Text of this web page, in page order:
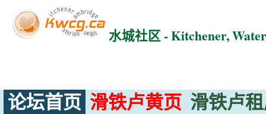
水城社区 - Kitchener,
论坛首页 滑铁卢黄页 滑铁卢